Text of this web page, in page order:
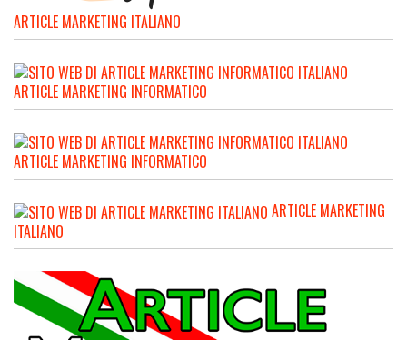
ARTICLE MARKETING ITALIANO
ARTICLE MARKETING INFORMATICO
ARTICLE MARKETING INFORMATICO
ARTICLE MARKETING
ITALIANO